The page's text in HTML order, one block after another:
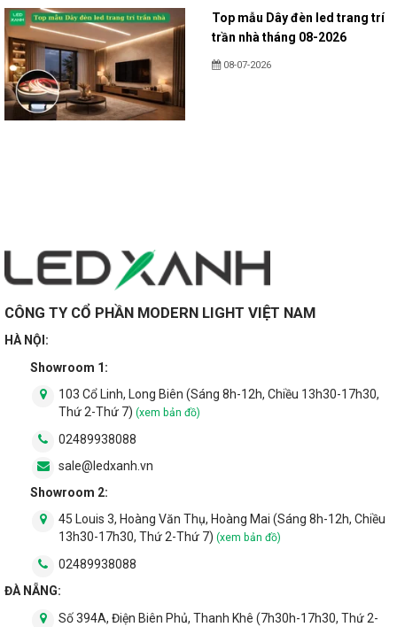
Top mẫu Dây đèn led trang trí
trần nhà tháng 08-2026
08-07-2026
CÔNG TY CỔ PHẦN MODERN LIGHT VIỆT NAM
HÀ NỘI:
Showroom 1:
103 Cổ Linh, Long Biên (Sáng 8h-12h, Chiều 13h30-17h30,
Thứ 2-Thứ 7) (xem bản đồ)
02489938088
sale@ledxanh.vn
Showroom 2:
45 Louis 3, Hoàng Văn Thụ, Hoàng Mai (Sáng 8h-12h, Chiều
13h30-17h30, Thứ 2-Thứ 7) (xem bản đồ)
02489938088
ĐÀ NẴNG:
Số 394A, Điện Biên Phủ, Thanh Khê (7h30h-17h30, Thứ 2-